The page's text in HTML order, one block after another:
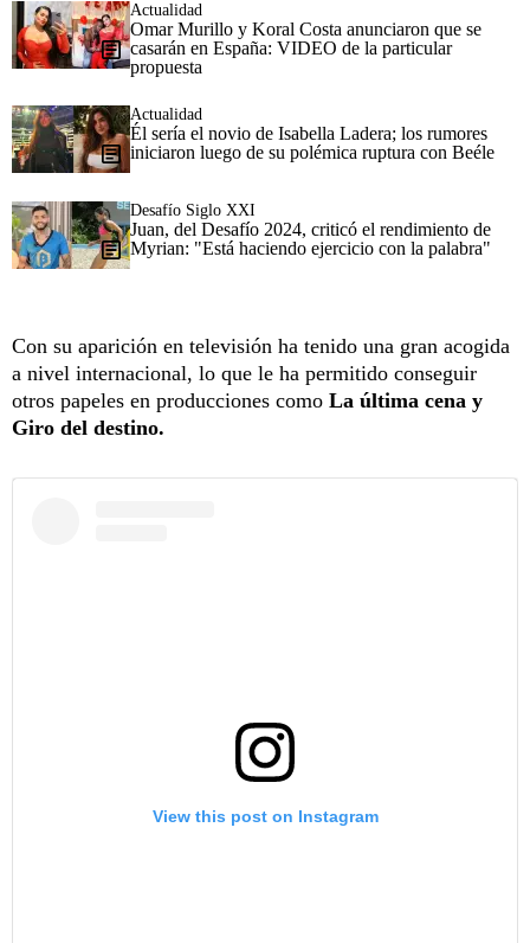
Actualidad
Omar Murillo y Koral Costa anunciaron que se
casarán en España: VIDEO de la particular
propuesta
Actualidad
Él sería el novio de Isabella Ladera; los rumores
iniciaron luego de su polémica ruptura con Beéle
Desafío Siglo XXI
Juan, del Desafío 2024, criticó el rendimiento de
Myrian: "Está haciendo ejercicio con la palabra"
Con su aparición en televisión ha tenido una gran acogida
a nivel internacional, lo que le ha permitido conseguir
otros papeles en producciones como La última cena y
Giro del destino.
View this post on Instagram